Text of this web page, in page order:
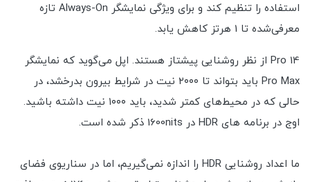
استفاده را تنظیم کند و برای ویژگی نمایشگر Always-On تازه
معرفی‌شده تا 1 هرتز کاهش یابد.
14 Pro از نظر روشنایی پیشتاز هستند. اپل می‌گوید که نمایشگر
Pro Max باید بتواند تا ۲۰۰۰ نیت در شرایط بیرون بدرخشد، در
حالی که در محیط‌های کمتر شدید، باید ۱۰۰۰ نیت داشته باشید.
اوج در برنامه های HDR در 1600nits ذکر شده است.
ما اعداد روشنایی HDR را اندازه نمی‌گیریم، اما در سناریوی فضای